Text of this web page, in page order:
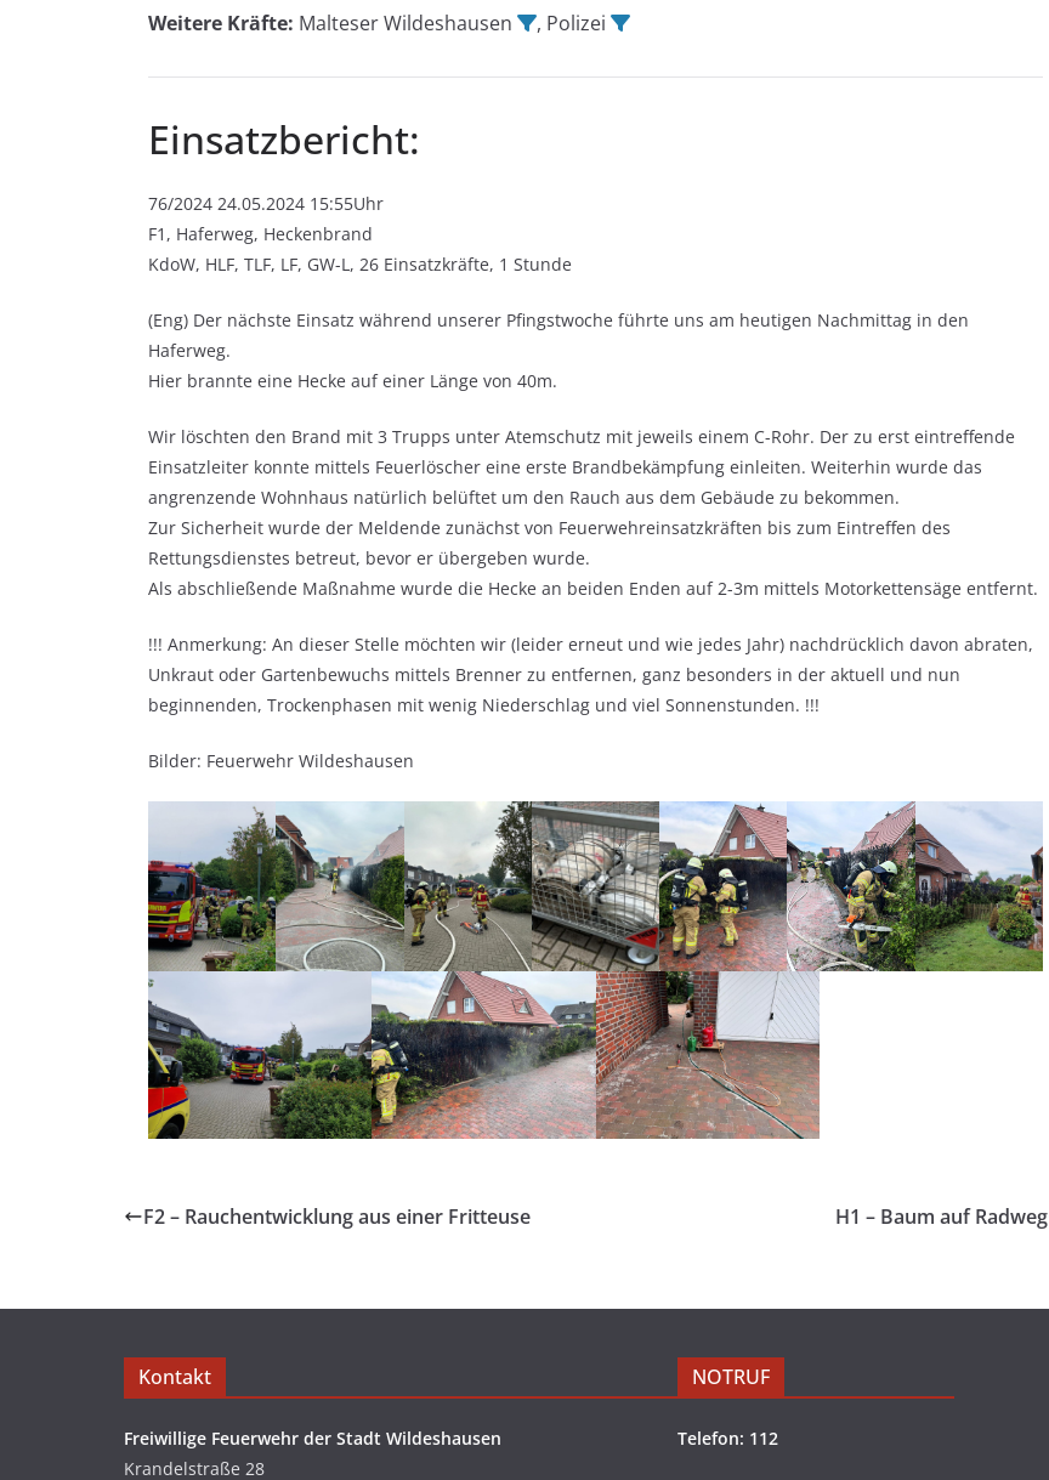
Weitere Kräfte: Malteser Wildeshausen , Polizei
Einsatzbericht:
76/2024 24.05.2024 15:55Uhr
F1, Haferweg, Heckenbrand
KdoW, HLF, TLF, LF, GW-L, 26 Einsatzkräfte, 1 Stunde
(Eng) Der nächste Einsatz während unserer Pfingstwoche führte uns am heutigen Nachmittag in den
Haferweg.
Hier brannte eine Hecke auf einer Länge von 40m.
Wir löschten den Brand mit 3 Trupps unter Atemschutz mit jeweils einem C-Rohr. Der zu erst eintreffende
Einsatzleiter konnte mittels Feuerlöscher eine erste Brandbekämpfung einleiten. Weiterhin wurde das
angrenzende Wohnhaus natürlich belüftet um den Rauch aus dem Gebäude zu bekommen.
Zur Sicherheit wurde der Meldende zunächst von Feuerwehreinsatzkräften bis zum Eintreffen des
Rettungsdienstes betreut, bevor er übergeben wurde.
Als abschließende Maßnahme wurde die Hecke an beiden Enden auf 2-3m mittels Motorkettensäge entfernt.
!!! Anmerkung: An dieser Stelle möchten wir (leider erneut und wie jedes Jahr) nachdrücklich davon abraten,
Unkraut oder Gartenbewuchs mittels Brenner zu entfernen, ganz besonders in der aktuell und nun
beginnenden, Trockenphasen mit wenig Niederschlag und viel Sonnenstunden. !!!
Bilder: Feuerwehr Wildeshausen
F2 – Rauchentwicklung aus einer Fritteuse H1 – Baum auf Radweg
Kontakt
Freiwillige Feuerwehr der Stadt Wildeshausen
Krandelstraße 28
NOTRUF
Telefon: 112